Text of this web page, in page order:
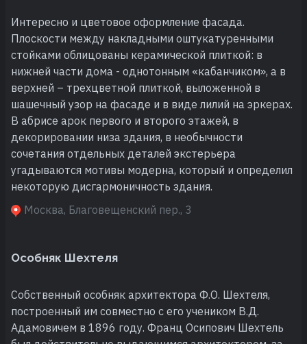
Интересно и цветовое оформление фасада.
Плоскости между накладными оштукатуренными
стойками облицованы керамической плиткой: в
нижней части дома - однотонным «кабанчиком», а в
верхней – трехцветной плиткой, выложенной в
шашечный узор на фасаде и в виде лилий на эркерах.
В абрисе арок первого и второго этажей, в
декорировании низа здания, в необычности
сочетания отдельных деталей экстерьера
угадываются мотивы модерна, который и определил
некоторую дисгармоничность здания.
Москва, Благовещенский пер., 3
Особняк Шехтеля
Собственный особняк архитектора Ф.О. Шехтеля,
построенный им совместно с его учеником В.Д.
Адамовичем в 1896 году. Франц Осипович Шехтель